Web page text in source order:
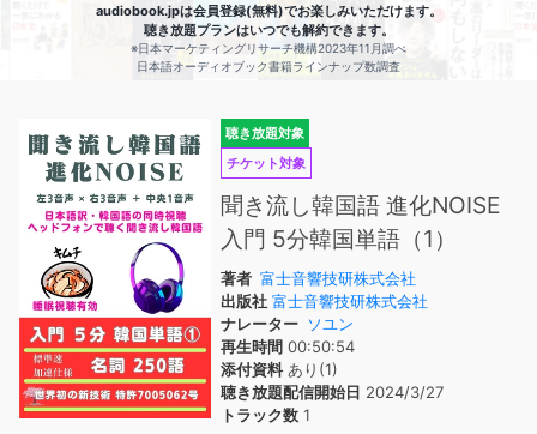
audiobook.jpは会員登録(無料)でお楽しみいただけます。
聴き放題プランはいつでも解約できます。
※日本マーケティングリサーチ機構2023年11月調べ
日本語オーディオブック書籍ラインナップ数調査
聴き放題対象
チケット対象
聞き流し韓国語 進化NOISE
入門 5分韓国単語（1）
著者 富士音響技研株式会社
出版社 富士音響技研株式会社
ナレーター ソユン
再生時間 00:50:54
添付資料あり(1)
聴き放題配信開始日 2024/3/27
トラック数 1